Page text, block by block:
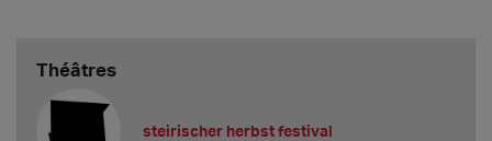
Théâtres
steirischer herbst festival